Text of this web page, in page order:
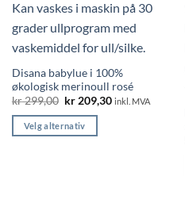
Disana babylue i 100%
økologisk merinoull rosé
kr299,00 Opprinnelig
var:
kr 299,00.
kr209,30Nåværende
inkl. MVA
Velg alternativ